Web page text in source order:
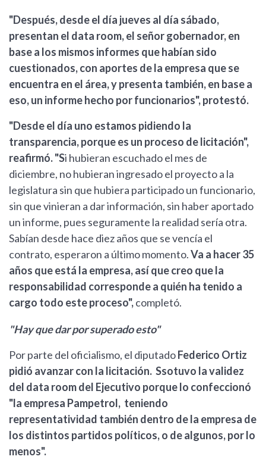
"Después, desde el día jueves al día sábado,
presentan el data room, el señor gobernador, en
base a los mismos informes que habían sido
cuestionados, con aportes de la empresa que se
encuentra en el área, y presenta también, en base a
eso, un informe hecho por funcionarios", protestó.
"Desde el día uno estamos pidiendo la
transparencia, porque es un proceso de licitación",
reafirmó. "Si hubieran escuchado el mes de
diciembre, no hubieran ingresado el proyecto a la
legislatura sin que hubiera participado un funcionario,
sin que vinieran a dar información, sin haber aportado
un informe, pues seguramente la realidad sería otra.
Sabían desde hace diez años que se vencía el
contrato, esperaron a último momento.Va a hacer 35
años que está la empresa, así que creo que la
responsabilidad corresponde a quién ha tenido a
cargo todo este proceso",completó.
"Hay que dar por superado esto"
Por parte del oficialismo, el diputadoFederico Ortiz
pidió avanzar con la licitación. Ssotuvo la validez
del data room del Ejecutivo porque lo confeccionó
"la empresa Pampetrol, teniendo
representatividad también dentro de la empresa de
los distintos partidos políticos, o de algunos, por lo
menos".